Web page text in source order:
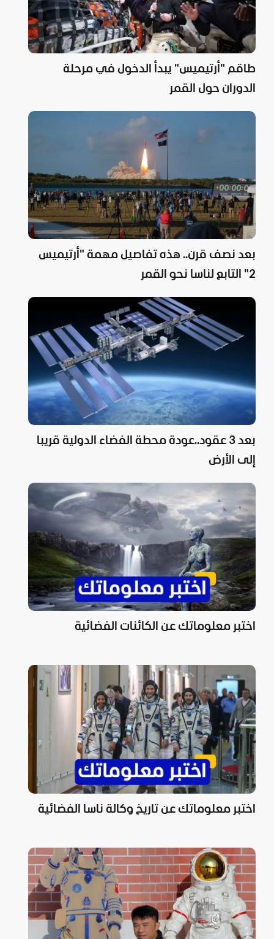
طاقم "أرتيميس" يبدأ الدخول في مرحلة
الدوران حول القمر
بعد نصف قرن.. هذه تفاصيل مهمة "أرتيميس
2" التابع لناسا نحو القمر
بعد 3 عقود..عودة محطة الفضاء الدولية قريبا
إلى الأرض
اختبر معلوماتك عن الكائنات الفضائية
اختبر معلوماتك عن تاريخ وكالة ناسا الفضائية